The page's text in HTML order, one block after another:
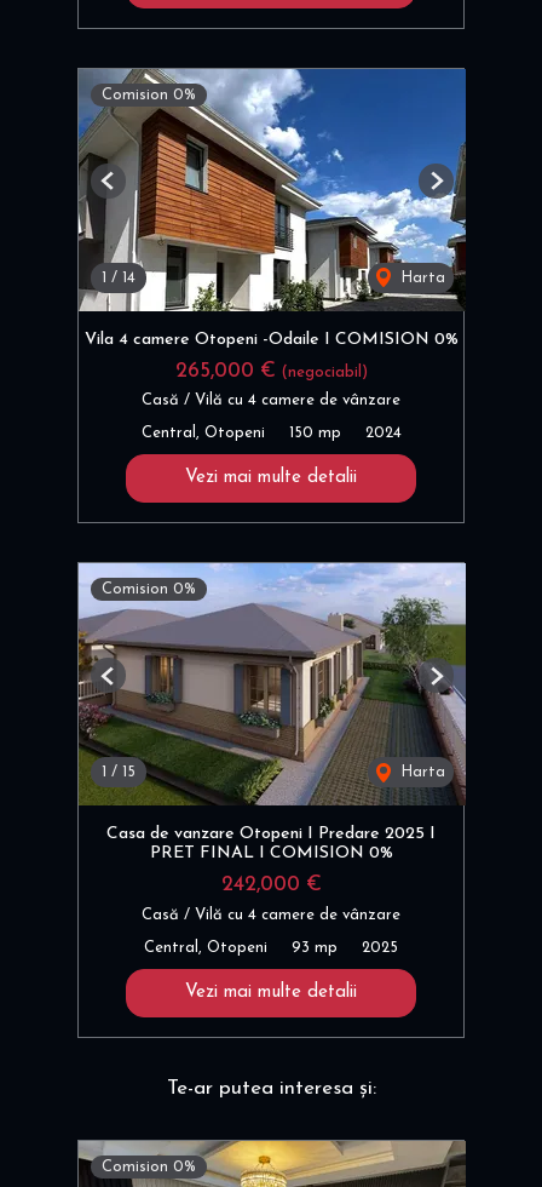
Comision 0%
1 / 14 Harta
Previous Next
Vila 4 camere Otopeni -Odaile I COMISION 0%
265,000 € (negociabil)
Casă / Vilă cu 4 camere de vânzare
Central, Otopeni 150 mp 2024
Vezi mai multe detalii
Comision 0%
/ 15 Harta
Previous Next
Casa de vanzare Otopeni I Predare 2025 I
PRET FINAL I COMISION 0%
242,000 €
Casă / Vilă cu 4 camere de vânzare
Central, Otopeni 93 mp 2025
Vezi mai multe detalii
Te-ar putea interesa și:
Comision 0%